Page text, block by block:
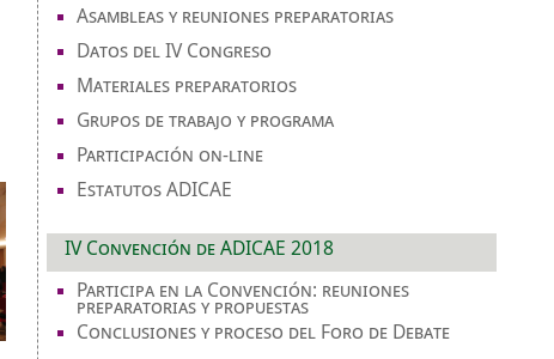
Asambleas y reuniones preparatorias
Datos del IV Congreso
Materiales preparatorios
Grupos de trabajo y programa
Participación on-line
Estatutos ADICAE
IV Convención de ADICAE 2018
Participa en la Convención: reuniones
preparatorias y propuestas
Conclusiones y proceso del Foro de Debate